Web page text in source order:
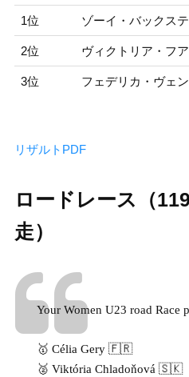
1位 ゾーイ・バックス
2位 ヴィクトリア・フ
3位 フェデリカ・ヴェ
リザルトPDF
ロードレース（
走）
Your Women U23 road Race
🥇 Célia Gery 🇫🇷
🥈 Viktória Chladoňová 🇸🇰